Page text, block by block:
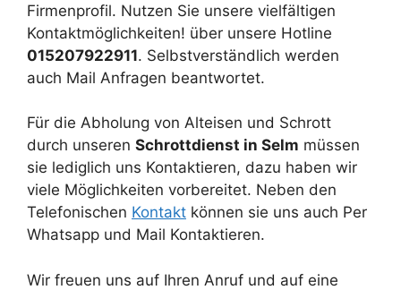
Firmenprofil. Nutzen Sie unsere vielfältigen
Kontaktmöglichkeiten! über unsere Hotline
015207922911. Selbstverständlich werden
auch Mail Anfragen beantwortet.
Für die Abholung von Alteisen und Schrott
durch unseren Schrottdienst in Selm müssen
sie lediglich uns Kontaktieren, dazu haben wir
viele Möglichkeiten vorbereitet. Neben den
Telefonischen Kontakt können sie uns auch Per
Whatsapp und Mail Kontaktieren.
Wir freuen uns auf Ihren Anruf und auf eine